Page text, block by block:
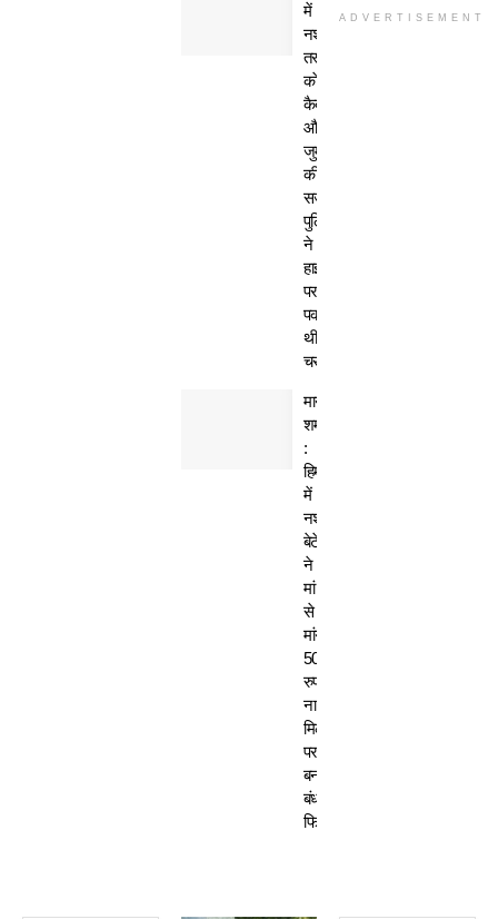
में
नशा
तस्कर
काे
कैद
और
जुर्माने
की
सजा,
पुलिस
ने
हाईवे
पर
पकड़ी
थी
चरस
मानवता
शर्मसार
:
हिमाचल
में
नशेड़ी
बेटे
ने
मां
से
मांगे
50
रुपए-
ना
मिलने
पर
बनाया
बंधक,
फिर…
ADVERTISEMENT